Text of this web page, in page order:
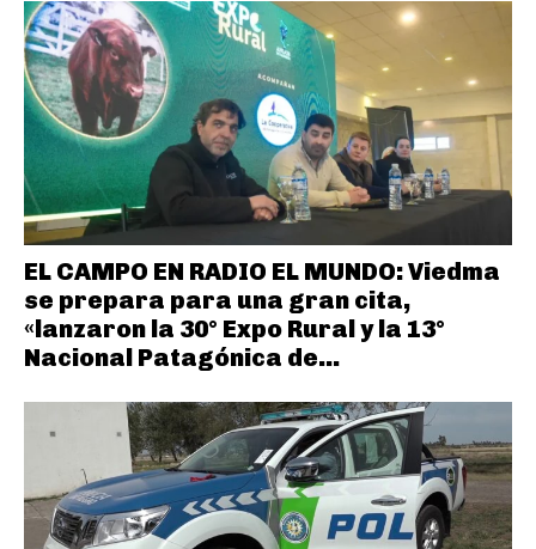
EL CAMPO EN RADIO EL MUNDO: Viedma
se prepara para una gran cita,
«lanzaron la 30° Expo Rural y la 13°
Nacional Patagónica de...